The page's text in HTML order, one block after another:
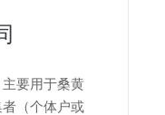
要用于桑黄
（个体户或